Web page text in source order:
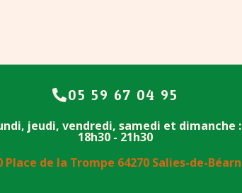
05 59 67 04 95
jeudi, vendredi, samedi et dimanche :
18h30 - 21h30
Place de la Trompe 64270 Salies-de-Béarn